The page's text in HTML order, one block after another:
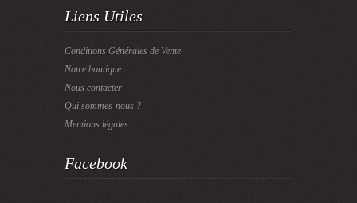
Liens Utiles
Conditions Générales de Vente
Notre boutique
Nous contacter
Qui sommes-nous ?
Mentions légales
Facebook